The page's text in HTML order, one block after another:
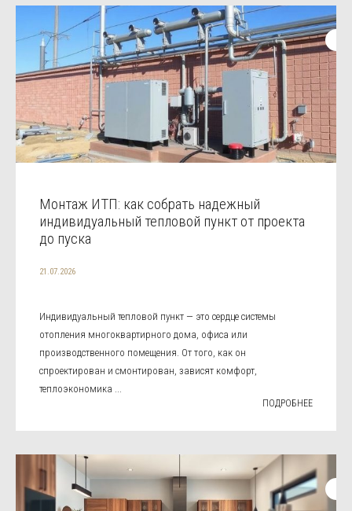
Монтаж ИТП: как собрать надежный
индивидуальный тепловой пункт от проекта
до пуска
21.07.2026
Индивидуальный тепловой пункт — это сердце системы
отопления многоквартирного дома, офиса или
производственного помещения. От того, как он
спроектирован и смонтирован, зависят комфорт,
теплоэкономика ...
ПОДРОБНЕЕ